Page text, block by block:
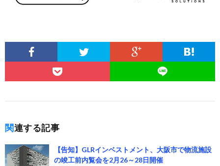
関連する記事
【告知】GLRインベストメント、大阪市で物流施設
の竣工前内覧会を2月26～28日開催